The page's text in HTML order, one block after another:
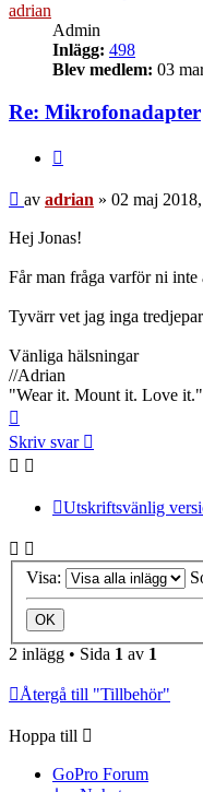
adrian
Admin
Inlägg: 498
Blev medlem: 03
Re: Mikrofonadapter
Inlägg
av adrian » 02 maj
Hej Jonas!
Får man fråga varför ni
Tyvärr vet jag inga
Vänliga hälsningar
//Adrian
"Wear it. Mount it. Love it."
Skriv svar
Utskriftsvänlig
Visa:
2 inlägg • Sida 1 av 1
Återgå till "Tillbehör"
Hoppa till
GoPro Forum